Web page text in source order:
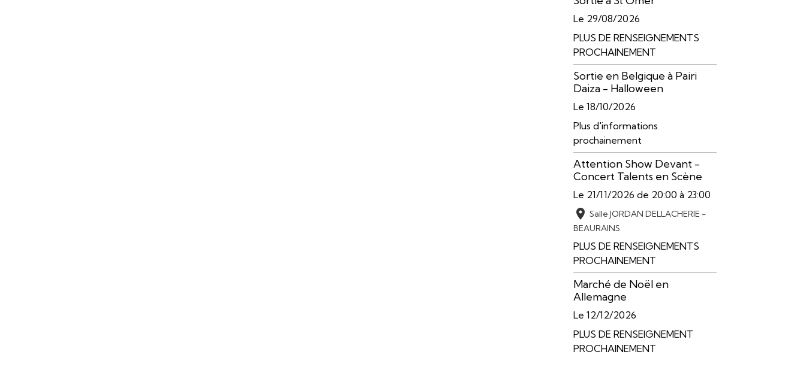
Le 29/08/2026
PLUS DE RENSEIGNEMENTS
PROCHAINEMENT
Sortie en Belgique à Pairi
Daiza - Halloween
Le 18/10/2026
Plus d'informations
prochainement
Attention Show Devant -
Concert Talents en Scène
Le 21/11/2026 de 20:00 à 23:00
Salle JORDAN DELLACHERIE -
BEAURAINS
PLUS DE RENSEIGNEMENTS
PROCHAINEMENT
Marché de Noël en
Allemagne
Le 12/12/2026
PLUS DE RENSEIGNEMENT
PROCHAINEMENT